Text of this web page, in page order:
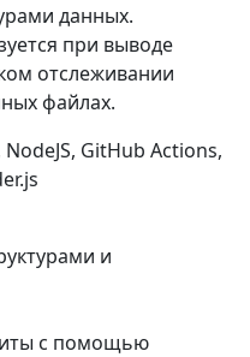
данных.
при выводе
отслеживании
файлах.
NodeJS, GitHub Actions,
и
с помощью